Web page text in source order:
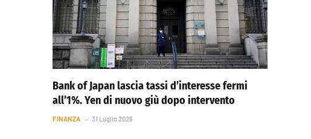
Bank of Japan lascia tassi d’interesse fermi
all’1%. Yen di nuovo giù dopo intervento
FINANZA 31 Luglio 2026